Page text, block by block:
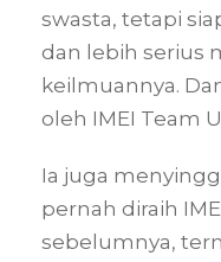
swasta, tetapi
dan lebih serius
keilmuannya.
oleh IMEI Team
Ia juga
pernah diraih
sebelumnya,